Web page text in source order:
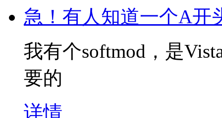
急！有人知道一个A开
我有个softmod，是
要的
详情